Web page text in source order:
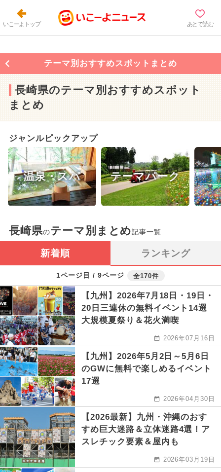
いこーよトップ あとで読む
テーマ別おすすめスポットまとめ
長崎県のテーマ別おすすめスポット
まとめ
ジャンルピックアップ
温泉・スパ テーマパーク
長崎県のテーマ別まとめ記事一覧
新着順 ランキング
1ページ目 / 9ページ 全170件
【九州】2026年7月18日・19日・
20日三連休の無料イベント14選
大規模夏祭り＆花火満喫
2026年07月16日
【九州】2026年5月2日～5月6日
のGWに無料で楽しめるイベント
17選
2026年04月30日
【2026最新】九州・沖縄のおす
すめ巨大迷路＆立体迷路4選！ア
スレチック要素＆屋内も
2026年03月19日